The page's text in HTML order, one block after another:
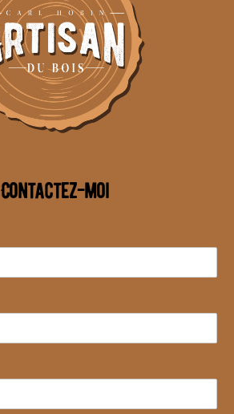
Contactez-moi